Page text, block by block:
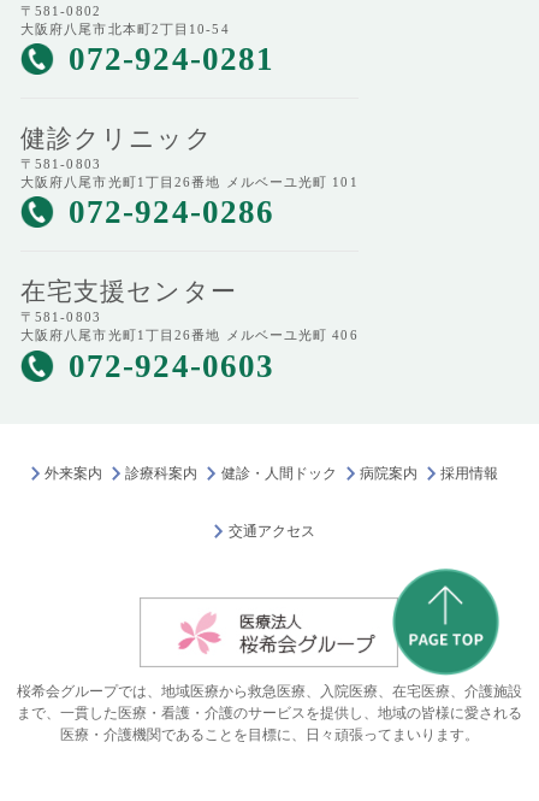
〒581-0802
大阪府八尾市北本町2丁目10-54
072-924-0281
健診クリニック
〒581-0803
大阪府八尾市光町1丁目26番地 メルベーユ光町 101
072-924-0286
在宅支援センター
〒581-0803
大阪府八尾市光町1丁目26番地 メルベーユ光町 406
072-924-0603
外来案内 診療科案内 健診・人間ドック 病院案内 採用情報
交通アクセス
桜希会グループでは、地域医療から救急医療、入院医療、在宅医療、介護施設
まで、一貫した医療・看護・介護のサービスを提供し、地域の皆様に愛される
医療・介護機関であることを目標に、日々頑張ってまいります。